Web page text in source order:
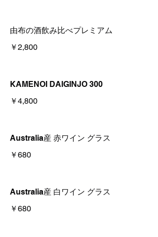
由布の酒飲み比べプレミアム
￥2,800
KAMENOI DAIGINJO 300
￥4,800
Australia産 赤ワイン グラス
￥680
Australia産 白ワイン グラス
￥680